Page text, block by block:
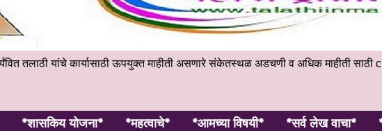
तलाठी यांचे कार्यासाठी ऊपयुक्त माहीती असणारे संकेतस्थळ अडचणी व अधिक माहीती
*शासकिय योजना* *महत्वाचे* *आमच्या विषयी* *सर्व लेख वाचा*